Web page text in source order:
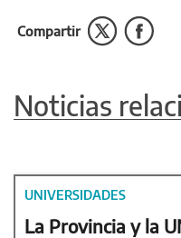
Compartir
Noticias
UNIVERSIDADES
La Provincia y la